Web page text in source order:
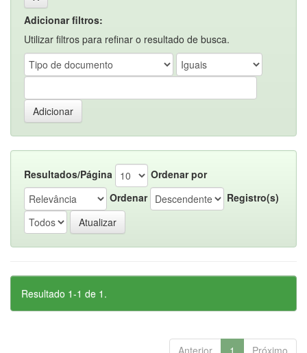
Adicionar filtros:
Utilizar filtros para refinar o resultado de busca.
Resultados/Página
Ordenar por
Ordenar
Registro(s)
Resultado 1-1 de 1.
Anterior 1 Próximo